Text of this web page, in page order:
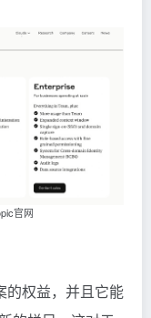
官网
的权益，并且它能